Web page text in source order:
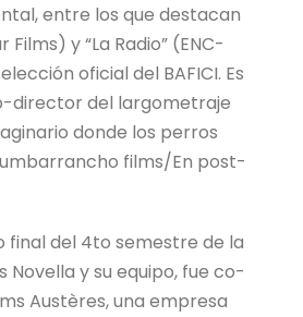
entre los que destacan
Films) y “La Radio” (ENC-
oficial del BAFICI. Es
director del largometraje
donde los perros
films/En post-
final del 4to semestre de la
Novella y su equipo, fue co-
Austères, una empresa